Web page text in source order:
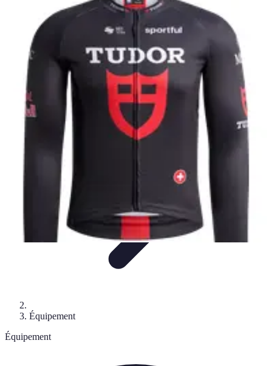
Aventure Sportive
Équipement
Activités Sportives Parapente
Préparation et
Aventure Sportive
Équipement
Équipement